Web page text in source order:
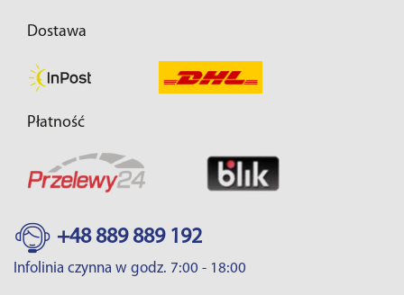
Dostawa
Płatność
+48 889 889 192
Infolinia czynna w godz. 7:00 - 18:00